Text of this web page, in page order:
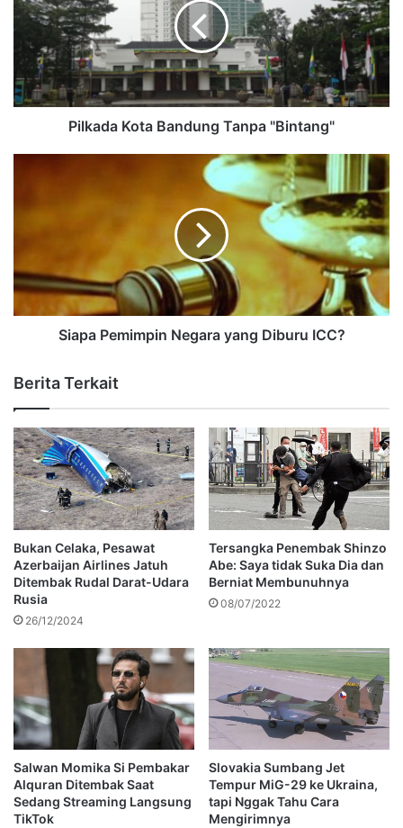
Pilkada Kota Bandung Tanpa "Bintang"
Siapa Pemimpin Negara yang Diburu ICC?
Berita Terkait
Bukan Celaka, Pesawat
Azerbaijan Airlines Jatuh
Ditembak Rudal Darat-Udara
Rusia
26/12/2024
Tersangka Penembak Shinzo
Abe: Saya tidak Suka Dia dan
Berniat Membunuhnya
08/07/2022
Salwan Momika Si Pembakar
Alquran Ditembak Saat
Sedang Streaming Langsung
TikTok
Slovakia Sumbang Jet
Tempur MiG-29 ke Ukraina,
tapi Nggak Tahu Cara
Mengirimnya